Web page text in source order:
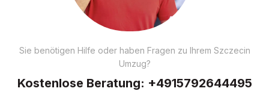
Sie benötigen Hilfe oder haben Fragen zu Ihrem Szczecin
Umzug?
Kostenlose Beratung: +4915792644495